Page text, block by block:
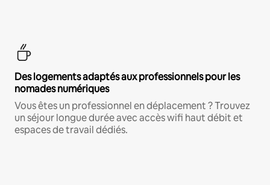
Des logements adaptés aux professionnels pour les
nomades numériques
Vous êtes un professionnel en déplacement ? Trouvez
un séjour longue durée avec accès wifi haut débit et
espaces de travail dédiés.